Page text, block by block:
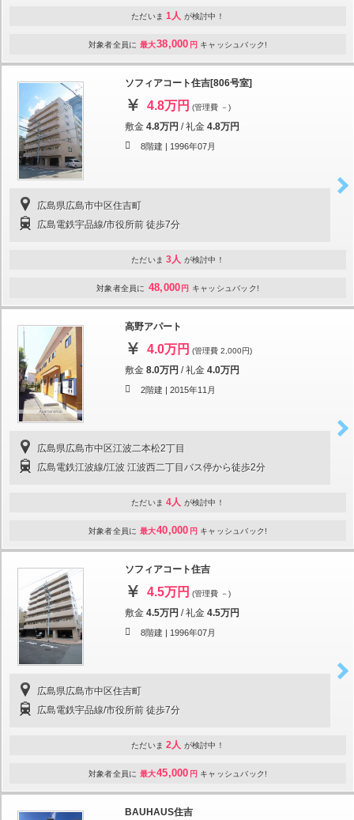
ただいま 1人 が検討中！
対象者全員に 最大38,000 円 キャッシュバック!
ソフィアコート住吉[806号室]
4.8万円 (管理費 －)
敷金 4.8万円 /礼金 4.8万円
8階建 | 1996年07月
広島県広島市中区住吉町
広島電鉄宇品線/市役所前 徒歩7分
ただいま 3人 が検討中！
対象者全員に 48,000 円 キャッシュバック!
高野アパート
4.0万円 (管理費 2,000円)
敷金 8.0万円 /礼金 4.0万円
2階建 | 2015年11月
広島県広島市中区江波二本松2丁目
広島電鉄江波線/江波 江波西二丁目バス停から徒歩2分
ただいま 4人 が検討中！
対象者全員に 最大40,000 円 キャッシュバック!
ソフィアコート住吉
4.5万円 (管理費 －)
敷金 4.5万円 /礼金 4.5万円
8階建 | 1996年07月
広島県広島市中区住吉町
広島電鉄宇品線/市役所前 徒歩7分
ただいま 2人 が検討中！
対象者全員に 最大45,000 円 キャッシュバック!
BAUHAUS住吉